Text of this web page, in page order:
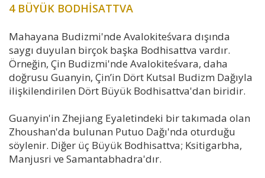
4 BÜYÜK BODHİSATTVA
Mahayana Budizmi'nde Avalokiteśvara dışında
saygı duyulan birçok başka Bodhisattva vardır.
Örneğin, Çin Budizmi'nde Avalokiteśvara, daha
doğrusu Guanyin, Çin’in Dört Kutsal Budizm Dağıyla
ilişkilendirilen Dört Büyük Bodhisattva'dan biridir.
Guanyin'in Zhejiang Eyaletindeki bir takımada olan
Zhoushan'da bulunan Putuo Dağı'nda oturduğu
söylenir. Diğer üç Büyük Bodhisattva; Ksitigarbha,
Manjusri ve Samantabhadra'dır.